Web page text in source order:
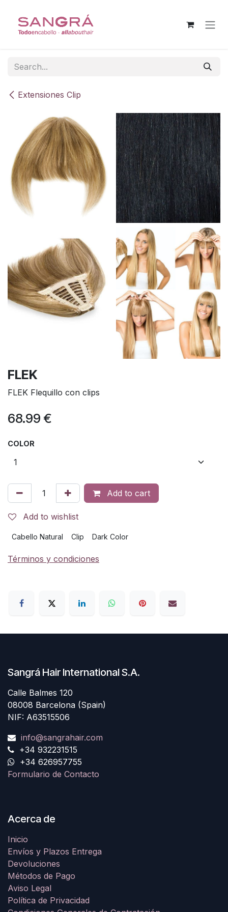
Extensiones Clip
FLEK
FLEK Flequillo con clips
68.99 €
COLOR
Add to cart
Add to wishlist
Cabello Natural Clip Dark Color
Términos y condiciones
Sangrá Hair International S.A.
Calle Balmes 120
08008 Barcelona (Spain)
NIF: A63515506
info@sangrahair.com
+34 932231515
+34 626957755
Formulario de Contacto
Acerca de
Inicio
Envíos y Plazos Entrega
Devoluciones
Métodos de Pago
Aviso Legal
Política de Privacidad